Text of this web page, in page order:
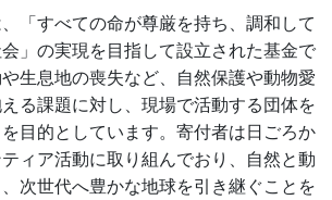
「すべての命が尊厳を持ち、調和して
」の実現を目指して設立された基金で
生息地の喪失など、自然保護や動物愛
る課題に対し、現場で活動する団体を
目的としています。寄付者は日ごろか
ィア活動に取り組んでおり、自然と動
次世代へ豊かな地球を引き継ぐことを